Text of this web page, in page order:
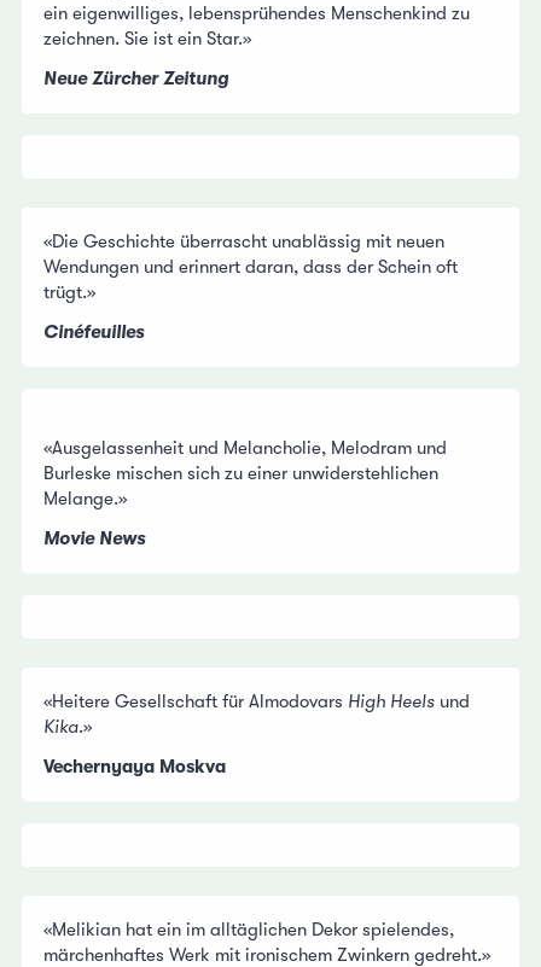
ein eigenwilliges, lebensprühendes Menschenkind zu
zeichnen. Sie ist ein Star.»
Neue Zürcher Zeitung
«Die Geschichte überrascht unablässig mit neuen
Wendungen und erinnert daran, dass der Schein oft
trügt.»
Cinéfeuilles
«Ausgelassenheit und Melancholie, Melodram und
Burleske mischen sich zu einer unwiderstehlichen
Melange.»
Movie News
«Heitere Gesellschaft für Almodovars High Heels und
Kika.»
Vechernyaya Moskva
«Melikian hat ein im alltäglichen Dekor spielendes,
märchenhaftes Werk mit ironischem Zwinkern gedreht.»